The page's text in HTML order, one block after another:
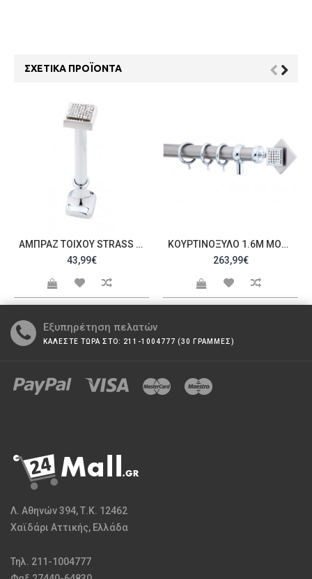
ΣΧΕΤΙΚΆ ΠΡΟΪΌΝΤΑ
ΑΜΠΡΆΖ ΤΟΊΧΟΥ STRASS C20066
43,99€
ΚΟΥΡΤΙΝΌΞΥΛΟ 1.6M ΜΟΝΌ ΑΣΗΜΊ ΜΕ STRASS C21035
263,99€
Εξυπηρέτηση πελατών
ΚΑΛΕΣΤΕ ΤΩΡΑ ΣΤΟ: 211-1004777 (30 ΓΡΑΜΜΕΣ)
Λ. Αθηνών 394, Τ.Κ. 12462
Χαϊδάρι Αττικής, Ελλάδα
Τηλ. 211-1004777